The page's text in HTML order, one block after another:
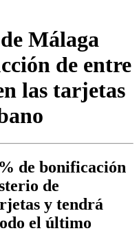
Málaga
de entre
las tarjetas
de bonificación
de
y tendrá
el último